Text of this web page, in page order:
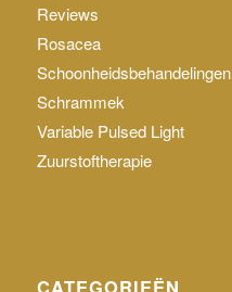
Reviews
Rosacea
Schoonheidsbehandelingen
Schrammek
Variable Pulsed Light
Zuurstoftherapie
CATEGORIEËN